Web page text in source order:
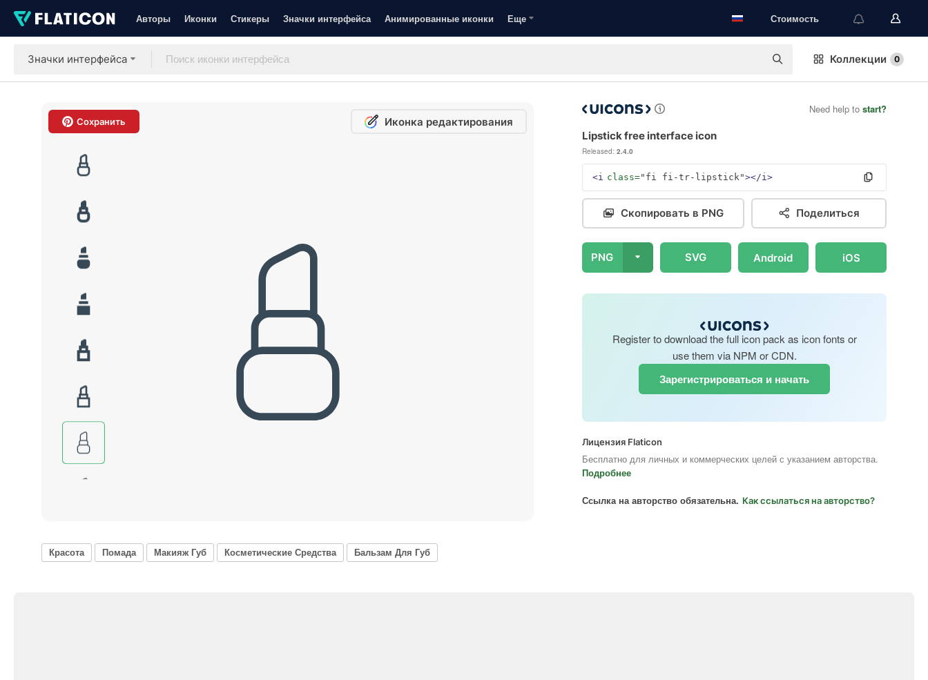
Авторы Иконки Стикеры Значки интерфейса Анимированные иконки Еще Стоимость
Значки интерфейса Коллекции 0
Сохранить Иконка редактирования
Need help to start?
Lipstick free interface icon
Released: 2.4.0
<i class="fi fi-tr-lipstick"></i>
Скопировать в PNG Поделиться
PNG SVG Android iOS
Register to download the full icon pack as icon fonts or
use them via NPM or CDN.
Зарегистрироваться и начать
Лицензия Flaticon
Бесплатно для личных и коммерческих целей с указанием авторства.
Подробнее
Ссылка на авторство обязательна. Как ссылаться на авторство?
Красота Помада Макияж Губ Косметические Средства Бальзам Для Губ